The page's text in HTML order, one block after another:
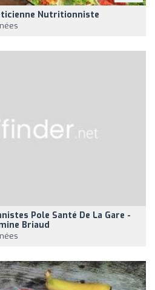
Nutritionniste
Pole Santé De La Gare -
Briaud